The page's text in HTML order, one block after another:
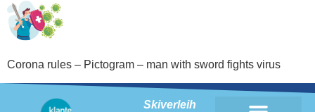
Corona rules – Pictogram – man with sword fights virus
Skiverleih